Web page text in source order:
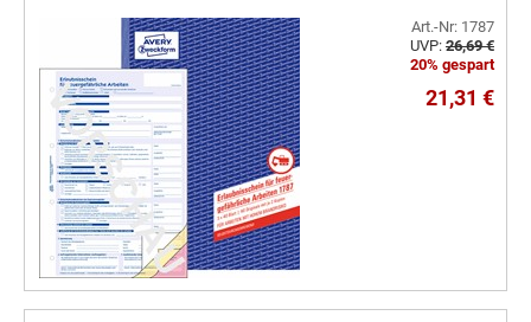
Art.-Nr: 1787
UVP: 26,69 €
20% gespart
21,31 €